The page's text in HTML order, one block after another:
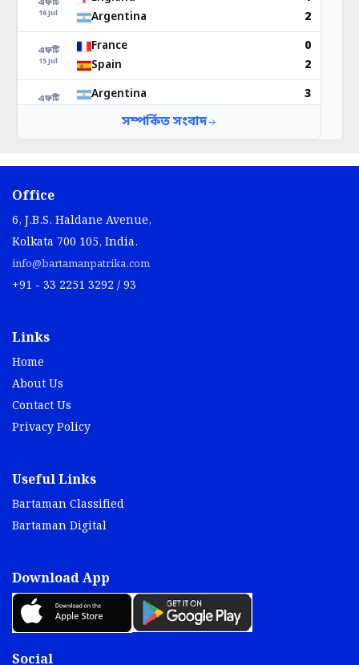
Office
6, J.B.S. Haldane Avenue,
Kolkata 700 105, India.
info@bartamanpatrika.com
+91 - 33 2251 3292 / 93
Links
Home
About Us
Contact Us
Privacy Policy
Useful Links
Bartaman Classified
Bartaman Digital
Download App
Social